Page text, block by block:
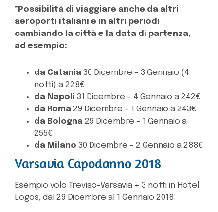
*Possibilità di viaggiare anche da altri
aeroporti italiani e in altri periodi
cambiando la città e la data di partenza,
ad esempio:
da Catania 30 Dicembre – 3 Gennaio (4
notti) a 228€
da Napoli 31 Dicembre – 4 Gennaio a 242€
da Roma 29 Dicembre – 1 Gennaio a 243€
da Bologna 29 Dicembre – 1 Gennaio a
255€
da Milano 30 Dicembre – 2 Gennaio a 288€
Varsavia Capodanno 2018
Esempio volo Treviso-Varsavia + 3 notti in Hotel
Logos, dal 29 Dicembre al 1 Gennaio 2018: